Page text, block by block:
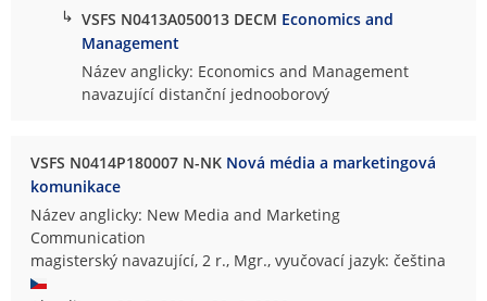
↳ VSFS N0413A050013 DECM Economics and
Management
Název anglicky: Economics and Management
navazující distanční jednooborový
VSFS N0414P180007 N-NK Nová média a marketingová
komunikace
Název anglicky: New Media and Marketing
Communication
magisterský navazující, 2 r., Mgr., vyučovací jazyk: čeština